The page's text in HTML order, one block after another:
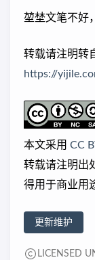
堃埜文笔不好
转载请注明转
https://
本文采用 CC
转载请注明出
得用于商业用
更新维护
LICENSED